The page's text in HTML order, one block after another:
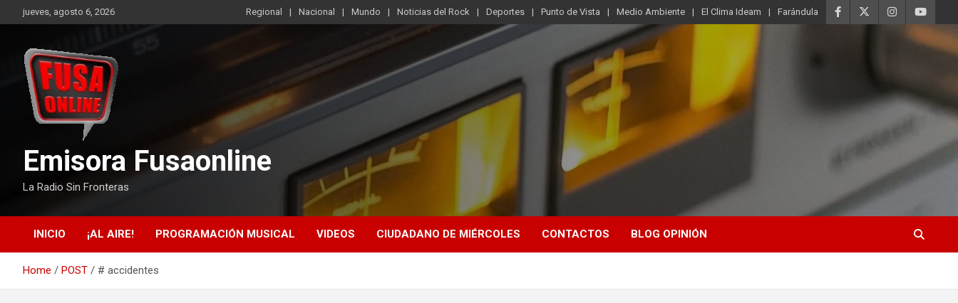
to
jueves, agosto 6, 2026 Regional Nacional Mundo Noticias del Rock Deportes Punto de Vista Medio Ambiente El Clima Ideam Farándula
Emisora Fusaonline
La Radio Sin Fronteras
INICIO ¡AL AIRE! PROGRAMACIÓN MUSICAL VIDEOS CIUDADANO DE MIÉRCOLES CONTACTOS BLOG OPINIÓN
Home POST # accidentes